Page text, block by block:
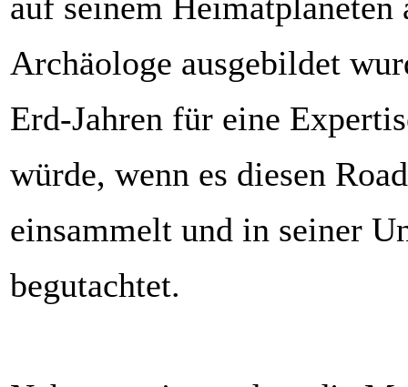
auf seinem Heimatplaneten
Archäologe ausgebildet
Erd-Jahren für eine
würde, wenn es diesen
einsammelt und in seiner
begutachtet.